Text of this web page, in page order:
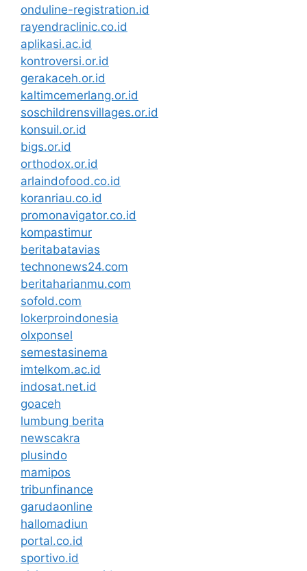
onduline-registration.id
rayendraclinic.co.id
aplikasi.ac.id
kontroversi.or.id
gerakaceh.or.id
kaltimcemerlang.or.id
soschildrensvillages.or.id
konsuil.or.id
bigs.or.id
orthodox.or.id
arlaindofood.co.id
koranriau.co.id
promonavigator.co.id
kompastimur
beritabatavias
technonews24.com
beritaharianmu.com
sofold.com
lokerproindonesia
olxponsel
semestasinema
imtelkom.ac.id
indosat.net.id
goaceh
lumbung berita
newscakra
plusindo
mamipos
tribunfinance
garudaonline
hallomadiun
portal.co.id
sportivo.id